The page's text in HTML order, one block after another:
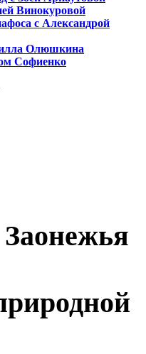
Винокуровой
с Александрой
Олюшкина
Софиенко